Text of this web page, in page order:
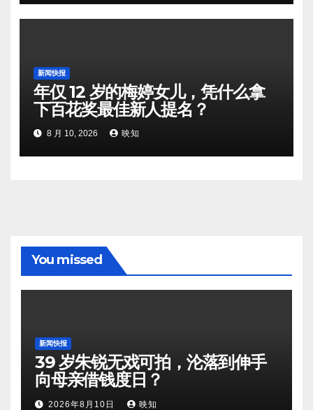
新闻快报
年仅 12 岁的梅婷女儿，凭什么拿
下百花奖最佳新人提名？
8 月 10, 2026 映知
You missed
新闻快报
39 岁朱锐无戏可拍，沦落到伸手
向母亲借钱度日？
2026年8月10日 映知